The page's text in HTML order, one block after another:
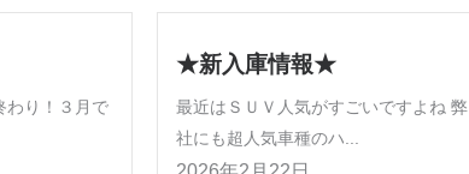
わり！３月で
★新入庫情報★
最近はＳＵＶ人気がすごいですよね 弊
社にも超人気車種のハ...